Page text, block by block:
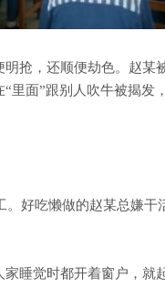
抢，还顺便劫色。赵某
里面”跟别人吹牛被揭发
好吃懒做的赵某总嫌干
觉时都开着窗户，就